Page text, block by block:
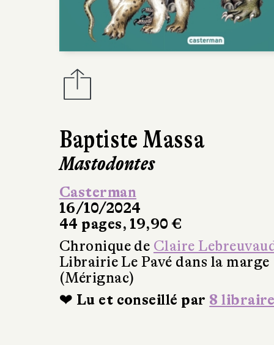
Baptiste Massa
Mastodontes
Casterman
16/10/2024
44 pages, 19,90 €
Chronique de Claire
Librairie Le Pavé dans la marge
(Mérignac)
❤ Lu et conseillé par 8